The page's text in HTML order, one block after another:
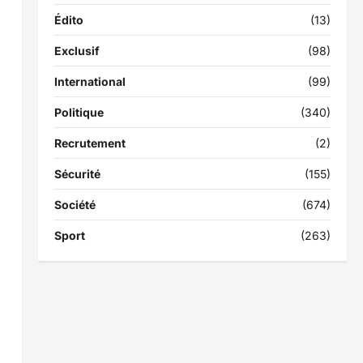
Édito (13)
Exclusif (98)
International (99)
Politique (340)
Recrutement (2)
Sécurité (155)
Société (674)
Sport (263)